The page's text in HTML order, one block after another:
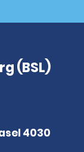
(BSL)